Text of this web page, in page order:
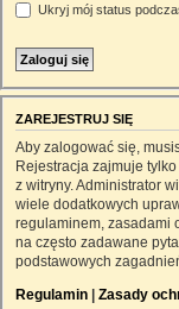
Ukryj mój status
ZAREJESTRUJ SIĘ
Aby zalogować się,
Rejestracja zajmuje
z witryny. Administrator
wiele dodatkowych
regulaminem, zasadami
na często zadawane
podstawowych
Regulamin | Zasady